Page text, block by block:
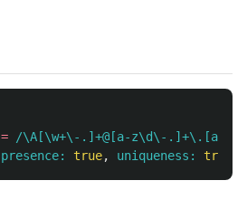
=
/\A[\w+\-.]+@[a-z\d\-.]+\.[a-
presence: true, uniqueness: true